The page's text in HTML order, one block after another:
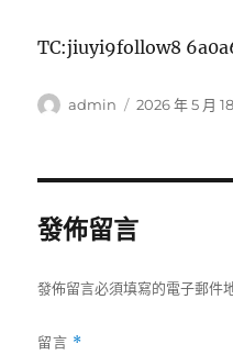
TC:jiuyi9follow8
作
admin
發
2026 年 5 月
發佈留言
發佈留言必須填寫的電子郵件
留言 *